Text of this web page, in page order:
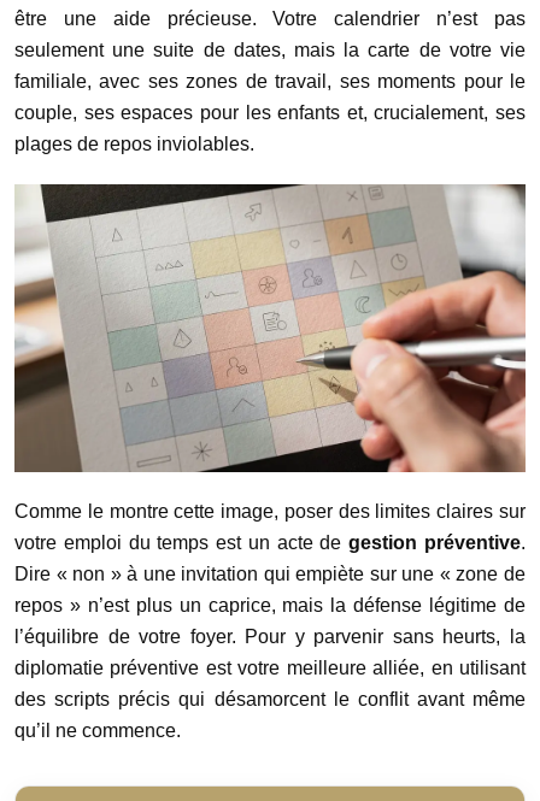
être une aide précieuse. Votre calendrier n’est pas
seulement une suite de dates, mais la carte de votre vie
familiale, avec ses zones de travail, ses moments pour le
couple, ses espaces pour les enfants et, crucialement, ses
plages de repos inviolables.
Comme le montre cette image, poser des limites claires sur
votre emploi du temps est un acte degestion préventive.
Dire « non » à une invitation qui empiète sur une « zone de
repos » n’est plus un caprice, mais la défense légitime de
l’équilibre de votre foyer. Pour y parvenir sans heurts, la
diplomatie préventive est votre meilleure alliée, en utilisant
des scripts précis qui désamorcent le conflit avant même
qu’il ne commence.